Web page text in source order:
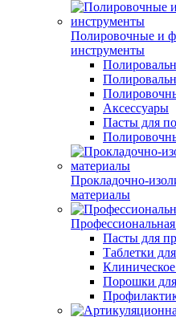
Полировочные и
инструменты
Аксессуары
Пасты для
Прокладочно-
материалы
Пасты для
Таблетки
Порошки для